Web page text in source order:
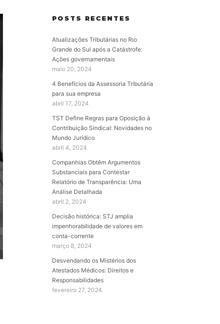
POSTS RECENTES
Atualizações Tributárias no Rio
Grande do Sul após a Catástrofe:
Ações governamentais
maio 20, 2024
4 Benefícios da Assessoria Tributária
para sua empresa
abril 17, 2024
TST Define Regras para Oposição à
Contribuição Sindical: Novidades no
Mundo Jurídico
abril 4, 2024
Companhias Obtêm Argumentos
Substanciais para Contestar
Relatório de Transparência: Uma
Análise Detalhada
abril 2, 2024
Decisão histórica: STJ amplia
impenhorabilidade de valores em
conta-corrente
março 8, 2024
Desvendando os Mistérios dos
Atestados Médicos: Direitos e
Responsabilidades
fevereiro 27, 2024